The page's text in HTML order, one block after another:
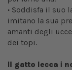
• Soddisfa il suo
imitano la sua
amanti degli
dei topi.
Il gatto lecca i